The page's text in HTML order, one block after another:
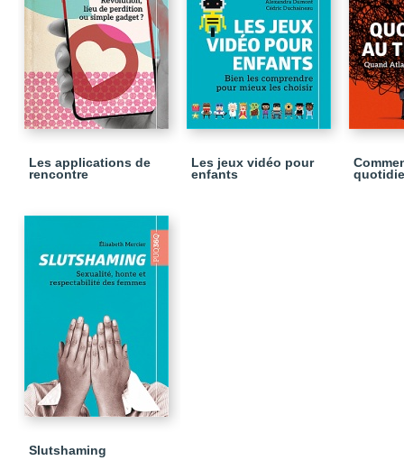
Les applications de
rencontre
Les jeux vidéo pour
enfants
Slutshaming